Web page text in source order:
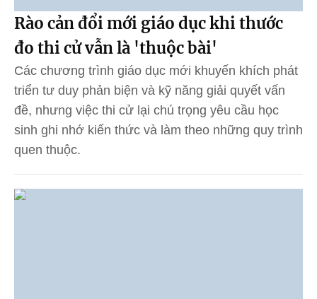
Rào cản đổi mới giáo dục khi thước
đo thi cử vẫn là 'thuộc bài'
Các chương trình giáo dục mới khuyến khích phát
triển tư duy phản biện và kỹ năng giải quyết vấn
đề, nhưng việc thi cử lại chú trọng yêu cầu học
sinh ghi nhớ kiến thức và làm theo những quy trình
quen thuộc.